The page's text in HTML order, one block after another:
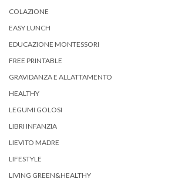
COLAZIONE
EASY LUNCH
EDUCAZIONE MONTESSORI
FREE PRINTABLE
GRAVIDANZA E ALLATTAMENTO
HEALTHY
LEGUMI GOLOSI
LIBRI INFANZIA
LIEVITO MADRE
LIFESTYLE
LIVING GREEN&HEALTHY